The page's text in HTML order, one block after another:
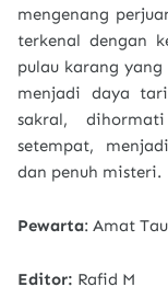
mengenang
terkenal dengan
pulau karang
menjadi daya
sakral,
setempat,
dan penuh misteri.
Pewarta: Amat
Editor: Rafid M